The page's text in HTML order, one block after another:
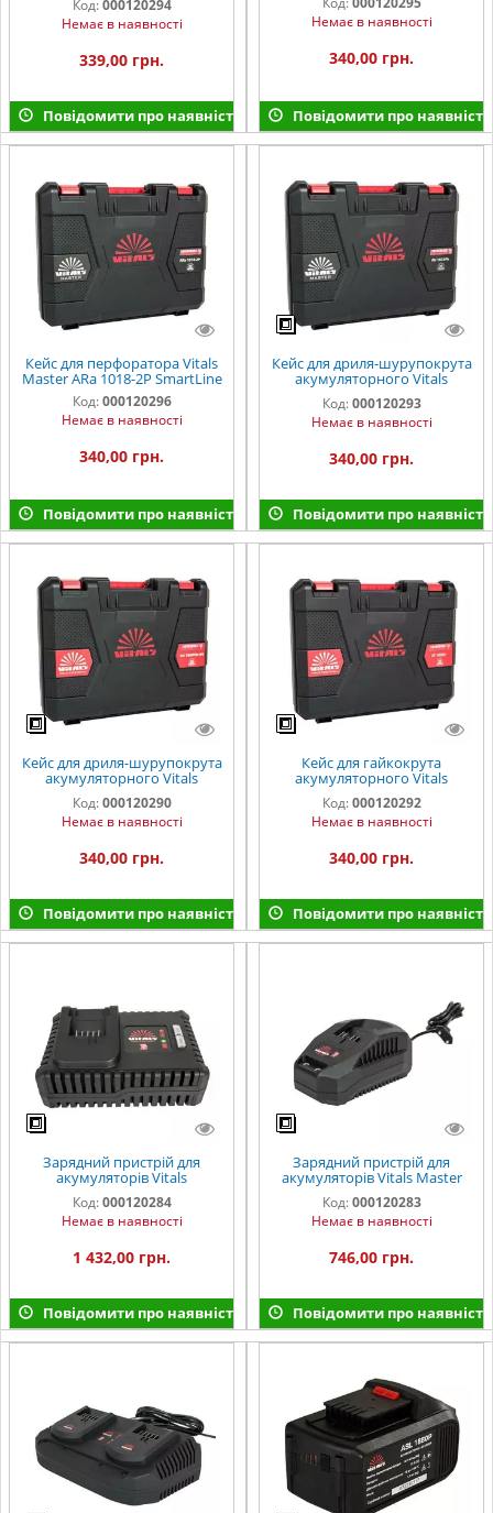
Код: 000120294
Немає в наявності
339,00 грн.
Повідомити про наявність
Немає в наявності
340,00 грн.
Повідомити про наявність
Кейс для перфоратора Vitals
Master ARa 1018-2P SmartLine
Код: 000120296
Немає в наявності
340,00 грн.
Повідомити про наявність
Кейс для дриля-шурупокрута
акумуляторного Vitals
Master AU 1835Pb SmartLine
Код: 000120293
Немає в наявності
340,00 грн.
Повідомити про наявність
Кейс для дриля-шурупокрута
акумуляторного Vitals
Professional AU 1860Pbt BS
SmartLine
Код: 000120290
Немає в наявності
340,00 грн.
Повідомити про наявність
Кейс для гайкокрута
акумуляторного Vitals
Professional AT 1825P
SmartLine
Код: 000120292
Немає в наявності
340,00 грн.
Повідомити про наявність
Зарядний пристрій для
акумуляторів Vitals
Professional LSL 1840P
SmartLine
Код: 000120284
Немає в наявності
1 432,00 грн.
Повідомити про наявність
Зарядний пристрій для
акумуляторів Vitals Master
LSL 1824P SmartLine
Код: 000120283
Немає в наявності
746,00 грн.
Повідомити про наявність